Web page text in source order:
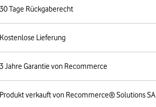
30 Tage Rückgaberecht
Kostenlose Lieferung
3 Jahre Garantie von Recommerce
Produkt verkauft von Recommerce® Solutions SA